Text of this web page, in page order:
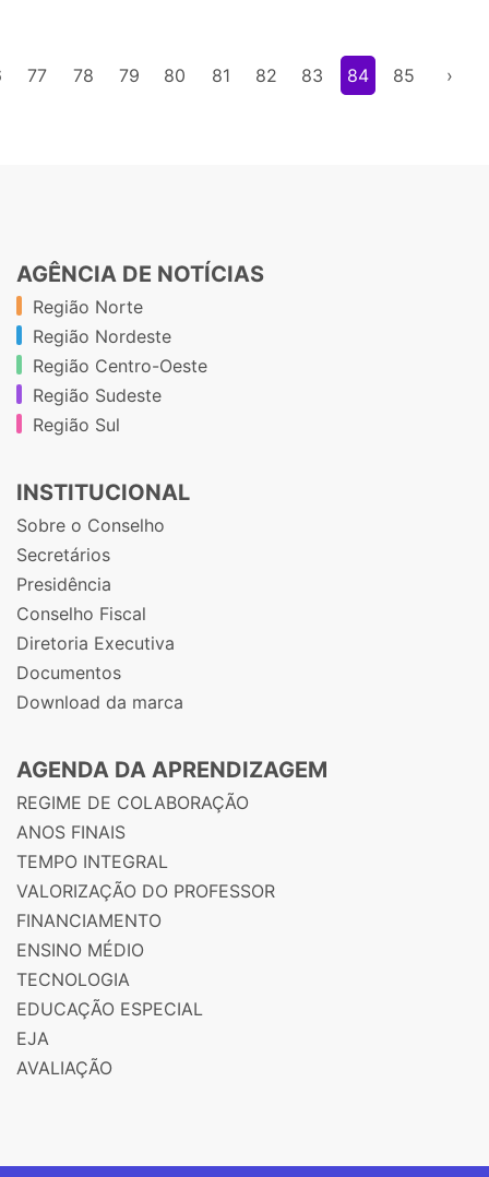
77 78 79 80 81 82 83 84 85 ›
AGÊNCIA DE NOTÍCIAS
Região Norte
Região Nordeste
Região Centro-Oeste
Região Sudeste
Região Sul
INSTITUCIONAL
Sobre o Conselho
Secretários
Presidência
Conselho Fiscal
Diretoria Executiva
Documentos
Download da marca
AGENDA DA APRENDIZAGEM
REGIME DE COLABORAÇÃO
ANOS FINAIS
TEMPO INTEGRAL
VALORIZAÇÃO DO PROFESSOR
FINANCIAMENTO
ENSINO MÉDIO
TECNOLOGIA
EDUCAÇÃO ESPECIAL
EJA
AVALIAÇÃO